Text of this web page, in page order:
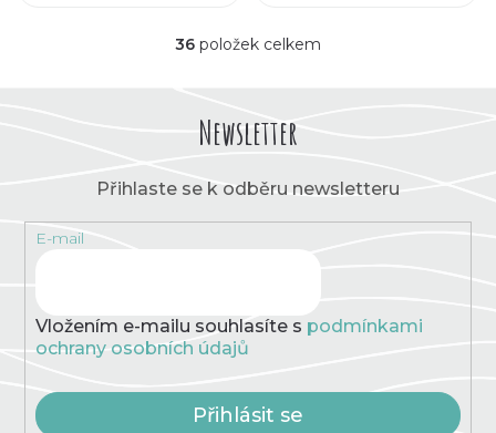
O
d
c
í
p
v
ý
i
s
36 položek celkem
Newsletter
Přihlaste se k odběru newsletteru
E-mail
Vložením e-mailu souhlasíte s podmínkami
ochrany osobních údajů
Přihlásit se